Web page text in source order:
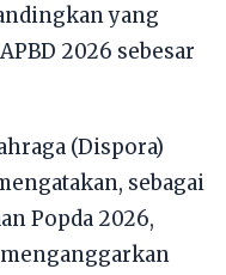
yang
2026 sebesar
(Dispora)
sebagai
Popda 2026,